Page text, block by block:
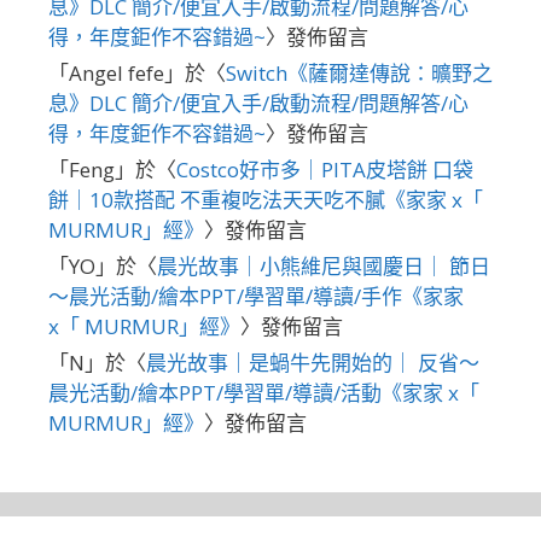
息》DLC 簡介/便宜入手/啟動流程/問題解答/心
得，年度鉅作不容錯過~〉發佈留言
「Angel fefe 」於〈Switch《薩爾達傳說：曠野之
息》DLC 簡介/便宜入手/啟動流程/問題解答/心
得，年度鉅作不容錯過~〉發佈留言
「Feng」於〈Costco好市多｜PITA皮塔餅 口袋
餅｜10款搭配 不重複吃法天天吃不膩《家家 x「
MURMUR」經》 〉發佈留言
「YO 」於〈晨光故事｜小熊維尼與國慶日｜ 節日
～晨光活動/繪本PPT/學習單/導讀/手作《家家
x「 MURMUR」經》 〉發佈留言
「N 」於〈晨光故事｜是蝸牛先開始的｜ 反省～
晨光活動/繪本PPT/學習單/導讀/活動《家家 x「
MURMUR」經》 〉發佈留言